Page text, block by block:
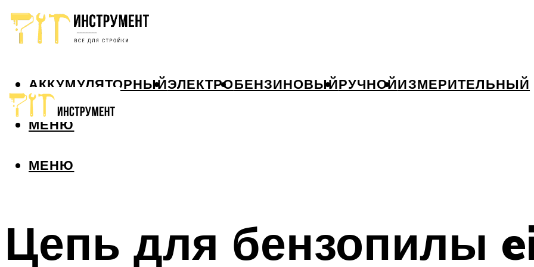
АККУМУЛЯТОРНЫЙЭЛЕКТРОБЕНЗИНОВЫЙРУЧНОЙИЗМЕРИТЕЛЬНЫЙ
МЕНЮ
МЕНЮ
Цепь для бензопилы